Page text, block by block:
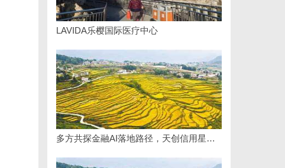
LAVIDA乐樱国际医疗中心
多方共探金融AI落地路径，天创信用星图AI助力产业金融智能升级